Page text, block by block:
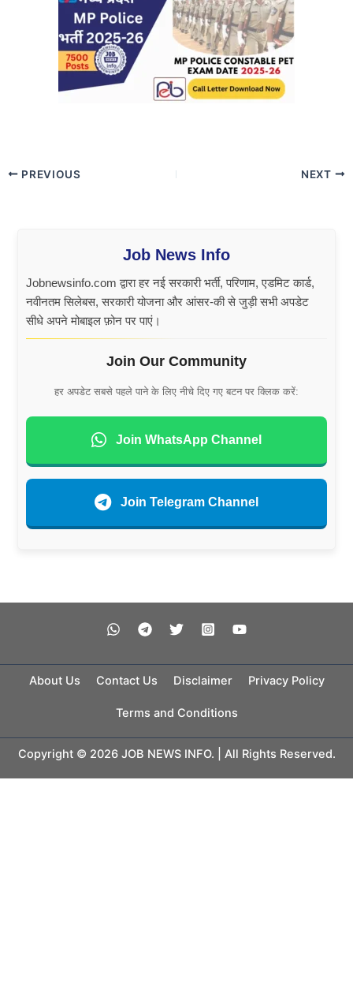
PREVIOUS NEXT
Job News Info
Jobnewsinfo.com द्वारा हर नई सरकारी भर्ती, परिणाम, एडमिट कार्ड,
नवीनतम सिलेबस, सरकारी योजना और आंसर-की से जुड़ी सभी अपडेट
सीधे अपने मोबाइल फ़ोन पर पाएं।
Join Our Community
हर अपडेट सबसे पहले पाने के लिए नीचे दिए गए बटन पर क्लिक करें:
Join WhatsApp Channel
Join Telegram Channel
About Us Contact Us Disclaimer Privacy Policy
Terms and Conditions
Copyright © 2026 JOB NEWS INFO. | All Rights Reserved.